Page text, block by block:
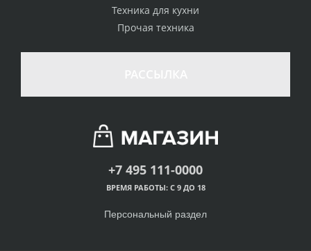
Техника для кухни
Прочая техника
+7 495 111-0000
ВРЕМЯ РАБОТЫ: С 9 ДО 18
Персональный раздел